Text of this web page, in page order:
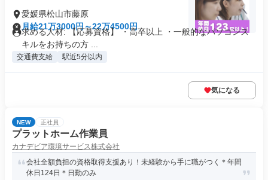
愛媛県松山市藤原
月給21万3000円～22万4500円
求める人材: 【応募資格】 ・高卒以上 ・一般的なパソコンス
キルをお持ちの方 ...
交通費支給 駅近5分以内
気になる
NEW 正社員
プラットホーム作業員
カナデビア環境サービス株式会社
会社全額負担の資格取得支援あり！未経験から手に職がつく＊年間
休日124日＊日勤のみ